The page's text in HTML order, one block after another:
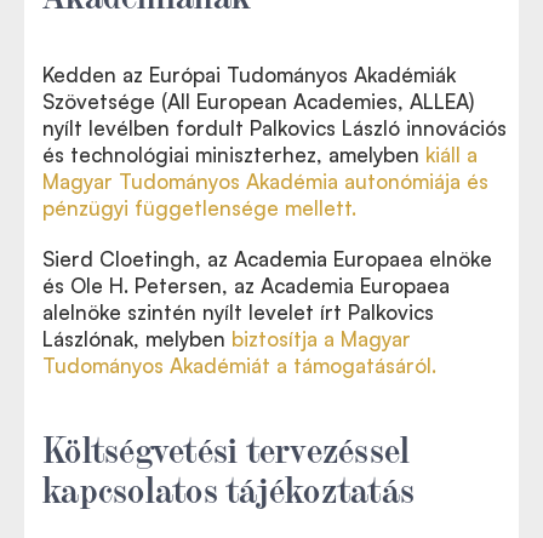
Kedden az Európai Tudományos Akadémiák
Szövetsége (All European Academies, ALLEA)
nyílt levélben fordult Palkovics László innovációs
és technológiai miniszterhez, amelyben kiáll a
Magyar Tudományos Akadémia autonómiája és
pénzügyi függetlensége mellett.
Sierd Cloetingh, az Academia Europaea elnöke
és Ole H. Petersen, az Academia Europaea
alelnöke szintén nyílt levelet írt Palkovics
Lászlónak, melyben biztosítja a Magyar
Tudományos Akadémiát a támogatásáról.
Költségvetési tervezéssel
kapcsolatos tájékoztatás